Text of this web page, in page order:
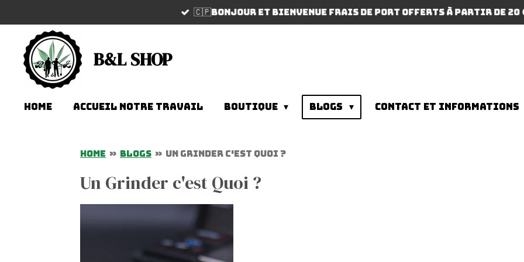
contenu
principal
🇨🇵Bonjour et bienvenue frais de port offerts à partir de 20 €
B&L SHOP
Home Accueil notre travail Boutique Blogs Contact et informations
Home » Blogs » Un Grinder c'est Quoi ?
Un Grinder c'est Quoi ?